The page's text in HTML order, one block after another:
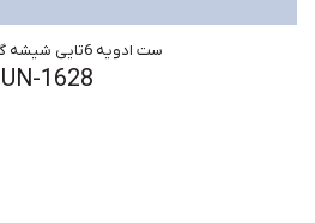
ست ادویه 6تایی شیشه گرد ایستاده
UN-1628